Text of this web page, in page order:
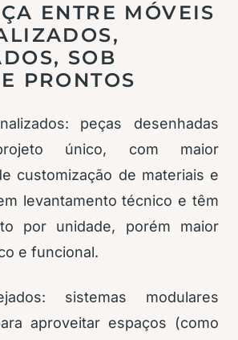
ENTRE MÓVEIS
SOB
PRONTOS
peças desenhadas
único, com maior
customização de materiais e
levantamento técnico e têm
por unidade, porém maior
e funcional.
sistemas modulares
aproveitar espaços (como